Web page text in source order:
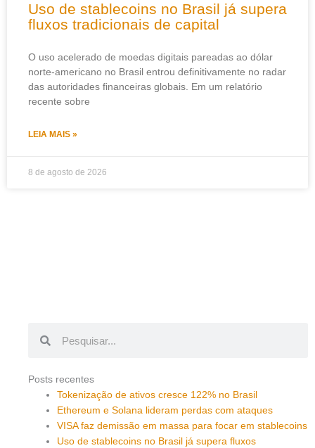
Uso de stablecoins no Brasil já supera
fluxos tradicionais de capital
O uso acelerado de moedas digitais pareadas ao dólar
norte-americano no Brasil entrou definitivamente no radar
das autoridades financeiras globais. Em um relatório
recente sobre
LEIA MAIS »
8 de agosto de 2026
Posts recentes
Tokenização de ativos cresce 122% no Brasil
Ethereum e Solana lideram perdas com ataques
VISA faz demissão em massa para focar em stablecoins
Uso de stablecoins no Brasil já supera fluxos